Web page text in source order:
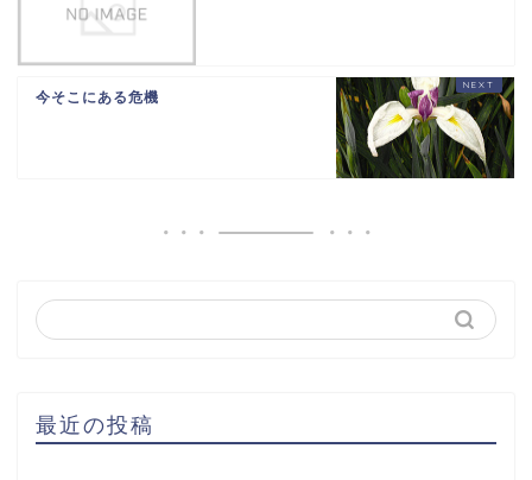
今そこにある危機
最近の投稿